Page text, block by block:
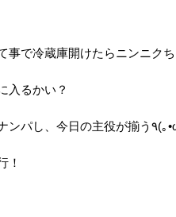
事で冷蔵庫開けたらニンニクち
入るかい？
！